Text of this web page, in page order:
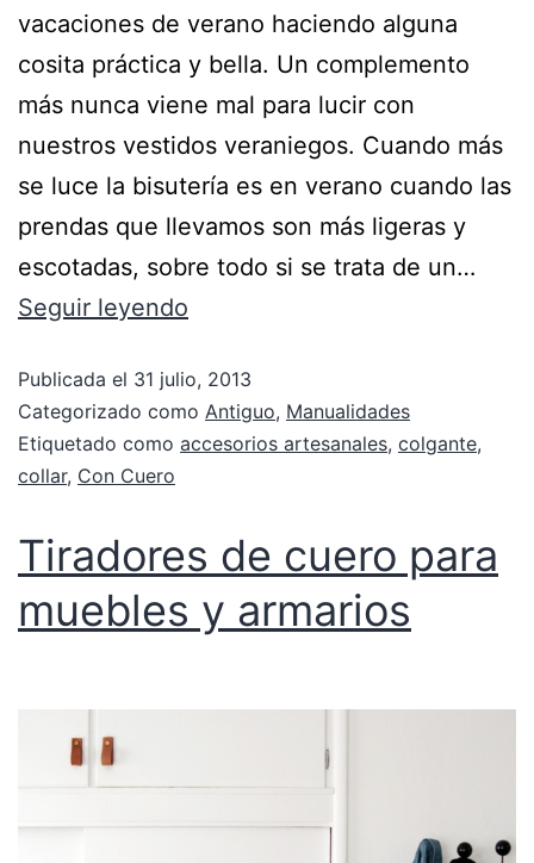
vacaciones de verano haciendo alguna
cosita práctica y bella. Un complemento
más nunca viene mal para lucir con
nuestros vestidos veraniegos. Cuando más
se luce la bisutería es en verano cuando las
prendas que llevamos son más ligeras y
escotadas, sobre todo si se trata de un…
Seguir leyendo
Publicada el 31 julio, 2013
Categorizado como Antiguo, Manualidades
Etiquetado como accesorios artesanales, colgante,
collar, Con Cuero
Tiradores de cuero para
muebles y armarios